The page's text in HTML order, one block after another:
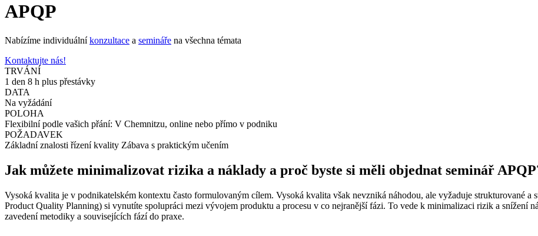
APQP
Nabízíme individuálníkonzultace a semináře na všechna témata
Kontaktujte nás!
TRVÁNÍ
1 den 8 h plus přestávky
DATA
Na vyžádání
POLOHA
Flexibilní podle vašich přání: V Chemnitzu, online nebo přímo v podniku
POŽADAVEK
Základní znalosti řízení kvality Zábava s praktickým učením
Jak můžete minimalizovat rizika a náklady a proč byste si měli objednat seminář
Vysoká kvalita je v podnikatelském kontextu často formulovaným cílem. Vysoká kvalita však nevzniká náhodou, ale vyžaduje strukturované
Product Quality Planning) si vynutíte spolupráci mezi vývojem produktu a procesu v co nejranější fázi. To vede k minimalizaci rizik a snížení
zavedení metodiky a souvisejících fází do praxe.